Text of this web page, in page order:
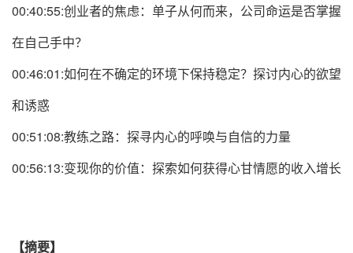
00:40:55:创业者的焦虑：单子从何而来，公司命运是否掌握
在自己手中？
00:46:01:如何在不确定的环境下保持稳定？探讨内心的欲望
和诱惑
00:51:08:教练之路：探寻内心的呼唤与自信的力量
00:56:13:变现你的价值：探索如何获得心甘情愿的收入增长
【摘要】